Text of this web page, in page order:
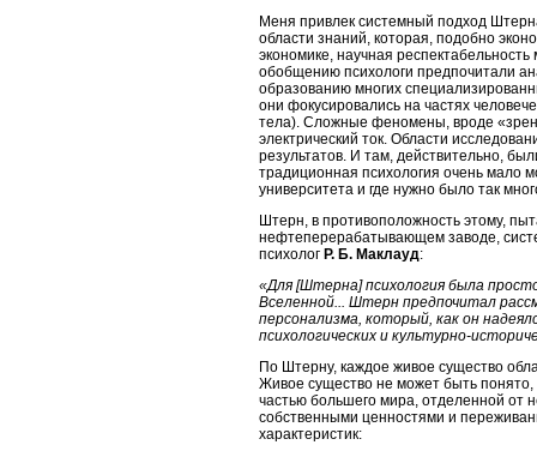
Меня привлек системный подход
области знаний, которая, подобно
экономике, научная
обобщению психологи предпочитали
образованию многих
они фокусировались на частях
тела). Сложные феномены, вроде
электрический ток. Области
результатов. И там, действительно,
традиционная психология очень мало
университета и где нужно было так
Штерн, в противоположность этому,
нефтеперерабатывающем заводе,
психолог Р. Б. Маклауд:
«Для [Штерна] психология была
Вселенной... Штерн предпочитал
персонализма, который, как он
психологических и культурно-
По Штерну, каждое живое существо
Живое существо не может быть понято,
частью большего мира, отделенной от
собственными ценностями и
характеристик: